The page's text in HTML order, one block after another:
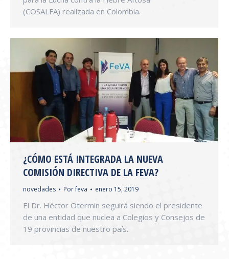
(COSALFA) realizada en Colombia.
¿CÓMO ESTÁ INTEGRADA LA NUEVA
COMISIÓN DIRECTIVA DE LA FEVA?
novedades Porfeva enero 15, 2019
El Dr. Héctor Otermin seguirá siendo el presidente
de una entidad que nuclea a Colegios y Consejos de
19 provincias de nuestro país.